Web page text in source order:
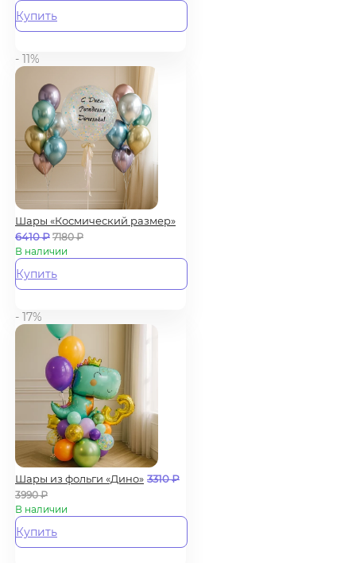
Купить
- 11%
Шары «Космический размер»
6410₽ 7180₽
В наличии
Купить
- 17%
Шары из фольги «Дино» 3310₽
3990₽
В наличии
Купить